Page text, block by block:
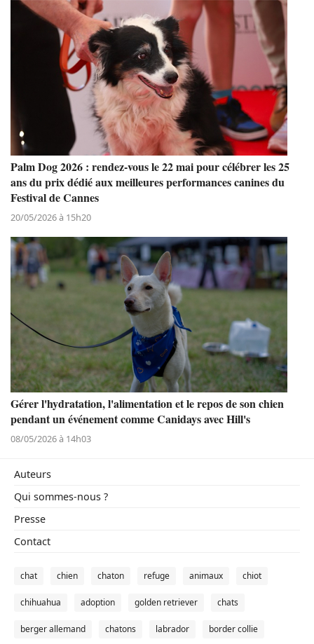
Palm Dog 2026 : rendez-vous le 22 mai pour célébrer les 25
ans du prix dédié aux meilleures performances canines du
Festival de Cannes
20/05/2026 à 15h20
Gérer l'hydratation, l'alimentation et le repos de son chien
pendant un événement comme Canidays avec Hill's
08/05/2026 à 14h03
Auteurs
Qui sommes-nous ?
Presse
Contact
chat chien chaton refuge animaux chiot
chihuahua adoption golden retriever chats
berger allemand chatons labrador border collie